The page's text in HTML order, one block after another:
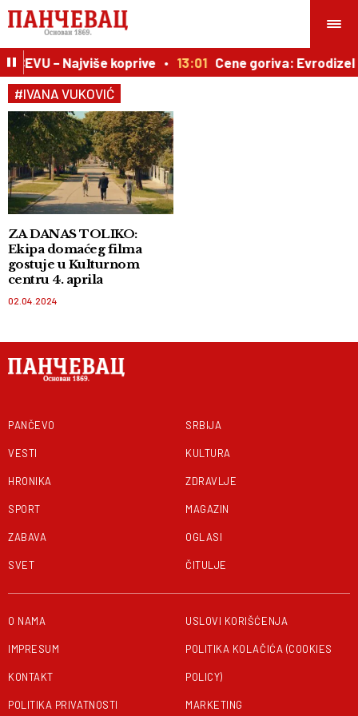
– Najviše koprive 13:01
Cene goriva:
#IVANA VUKOVIĆ
ZA DANAS TOLIKO:
Ekipa domaćeg filma
gostuje u Kulturnom
centru 4. aprila
02.04.2024
PANČEVO
VESTI
HRONIKA
SPORT
ZABAVA
SVET
SRBIJA
KULTURA
ZDRAVLJE
MAGAZIN
OGLASI
ČITULJE
O NAMA
IMPRESUM
KONTAKT
POLITIKA PRIVATNOSTI
USLOVI KORIŠĆENJA
POLITIKA KOLAČIĆA (COOKIES
POLICY)
MARKETING